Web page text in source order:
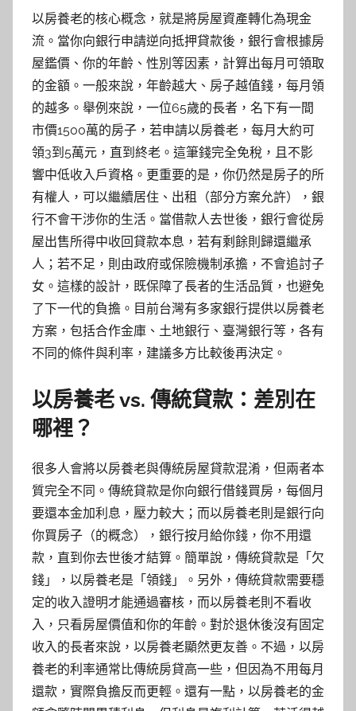
以房養老的核心概念，就是將房屋資產轉化為現金
流。當你向銀行申請逆向抵押貸款後，銀行會根據房
屋鑑價、你的年齡、性別等因素，計算出每月可領取
的金額。一般來說，年齡越大、房子越值錢，每月領
的越多。舉例來說，一位65歲的長者，名下有一間
市價1500萬的房子，若申請以房養老，每月大約可
領3到5萬元，直到終老。這筆錢完全免稅，且不影
響中低收入戶資格。更重要的是，你仍然是房子的所
有權人，可以繼續居住、出租（部分方案允許），銀
行不會干涉你的生活。當借款人去世後，銀行會從房
屋出售所得中收回貸款本息，若有剩餘則歸還繼承
人；若不足，則由政府或保險機制承擔，不會追討子
女。這樣的設計，既保障了長者的生活品質，也避免
了下一代的負擔。目前台灣有多家銀行提供以房養老
方案，包括合作金庫、土地銀行、臺灣銀行等，各有
不同的條件與利率，建議多方比較後再決定。
以房養老 vs. 傳統貸款：差別在
哪裡？
很多人會將以房養老與傳統房屋貸款混淆，但兩者本
質完全不同。傳統貸款是你向銀行借錢買房，每個月
要還本金加利息，壓力較大；而以房養老則是銀行向
你買房子（的概念），銀行按月給你錢，你不用還
款，直到你去世後才結算。簡單說，傳統貸款是「欠
錢」，以房養老是「領錢」。另外，傳統貸款需要穩
定的收入證明才能通過審核，而以房養老則不看收
入，只看房屋價值和你的年齡。對於退休後沒有固定
收入的長者來說，以房養老顯然更友善。不過，以房
養老的利率通常比傳統房貸高一些，但因為不用每月
還款，實際負擔反而更輕。還有一點，以房養老的金